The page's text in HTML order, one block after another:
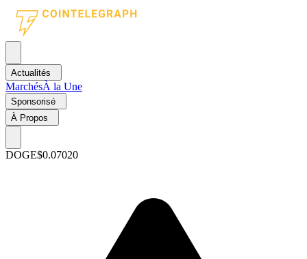
Actualités
MarchésÀ la Une
Sponsorisé
À Propos
DOGE$0.07020